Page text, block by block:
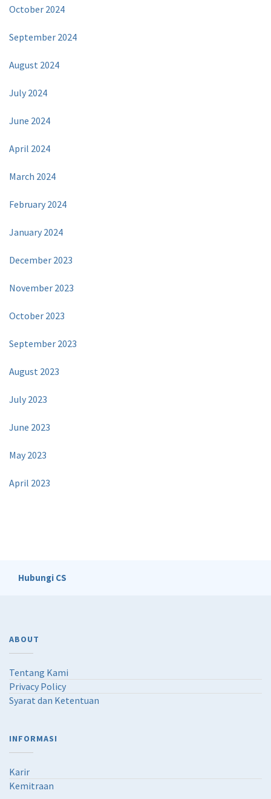
October 2024
September 2024
August 2024
July 2024
June 2024
April 2024
March 2024
February 2024
January 2024
December 2023
November 2023
October 2023
September 2023
August 2023
July 2023
June 2023
May 2023
April 2023
Hubungi CS
ABOUT
Tentang Kami
Privacy Policy
Syarat dan Ketentuan
INFORMASI
Karir
Kemitraan